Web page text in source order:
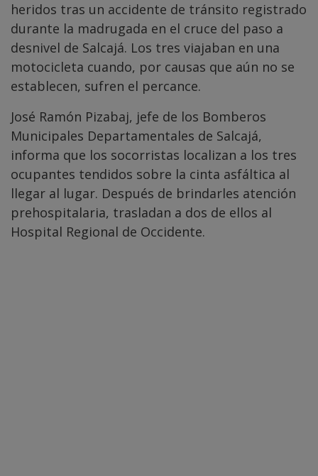
heridos tras un accidente de tránsito registrado
durante la madrugada en el cruce del paso a
desnivel de Salcajá. Los tres viajaban en una
motocicleta cuando, por causas que aún no se
establecen, sufren el percance.
José Ramón Pizabaj, jefe de los Bomberos
Municipales Departamentales de Salcajá,
informa que los socorristas localizan a los tres
ocupantes tendidos sobre la cinta asfáltica al
llegar al lugar. Después de brindarles atención
prehospitalaria, trasladan a dos de ellos al
Hospital Regional de Occidente.